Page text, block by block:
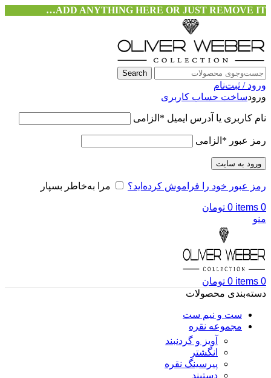
ADD ANYTHING HERE OR JUST REMOVE IT…
Search
ورود / ثبت‌نام
ورودساخت حساب کاربری
نام کاربری یا آدرس ایمیل * الزامی
رمز عبور * الزامی
ورود به سایت
رمز عبور خود را فراموش کرده‌اید؟ مرا به‌خاطر بسپار
0
items
0 تومان
منو
0
items
0 تومان
دسته‌بندی محصولات
ست و نیم ست
مجموعه نقره
آویز و گردنبند
انگشتر
پیرسینگ نقره
دستبند